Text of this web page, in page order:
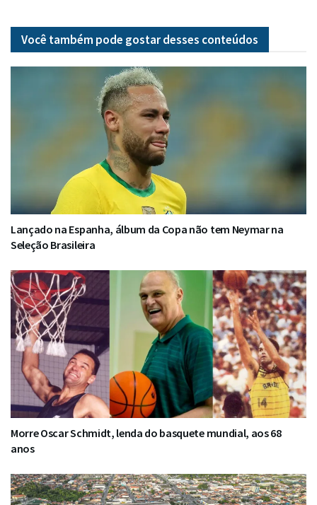
Você também pode gostar desses conteúdos
Lançado na Espanha, álbum da Copa não tem Neymar na
Seleção Brasileira
Morre Oscar Schmidt, lenda do basquete mundial, aos 68
anos